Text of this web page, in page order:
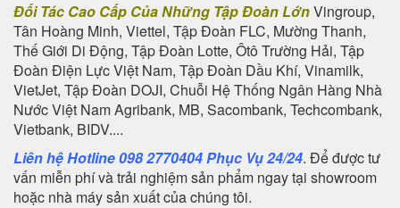
Đối Tác Cao Cấp Của Những Tập Đoàn LớnVingroup,
Tân Hoàng Minh, Viettel, Tập Đoàn FLC, Mường Thanh,
Thế Giới Di Động, Tập Đoàn Lotte, Ôtô Trường Hải, Tập
Đoàn Điện Lực Việt Nam, Tập Đoàn Dầu Khí, Vinamilk,
VietJet, Tập Đoàn DOJI, Chuỗi Hệ Thống Ngân Hàng Nhà
Nước Việt Nam Agribank, MB, Sacombank, Techcombank,
Vietbank, BIDV....
Liên hệ Hotline 098 2770404 Phục Vụ 24/24. Để được tư
vấn miễn phí và trải nghiệm sản phẩm ngay tại showroom
hoặc nhà máy sản xuất của chúng tôi.